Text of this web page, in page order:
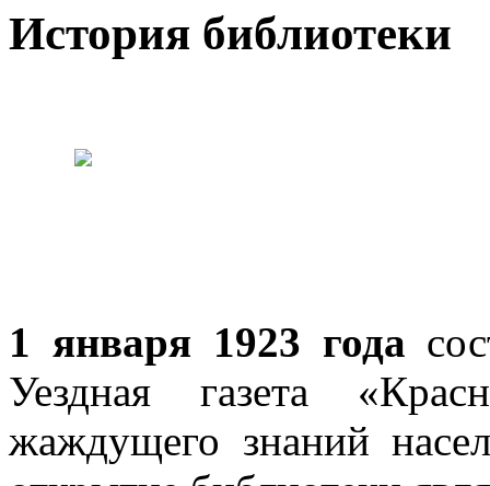
История библиотеки
1 января 1923 года
Уездная газета
жаждущего знаний